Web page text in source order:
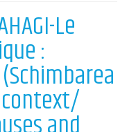
Le
: